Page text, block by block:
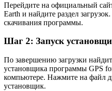
Перейдите на официальный
Earth и найдите раздел
скачивания программы.
Шаг 2: Запуск
По завершению загрузки
установщика программы GPS
компьютере. Нажмите на файл
установщик.